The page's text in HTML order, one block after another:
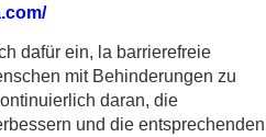
dafür ein, la barrierefreie
mit Behinderungen zu
daran, die
und die entsprechenden